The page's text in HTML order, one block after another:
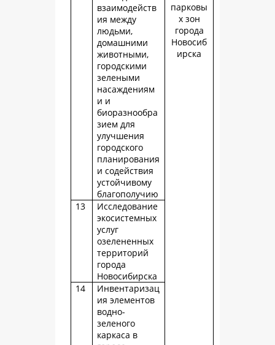
парковы
х зон
города
Новосиб
ирска
взаимодейств
ия между
людьми,
домашними
животными,
городскими
зелеными
насаждениям
и и
биоразнообра
зием для
улучшения
городского
планирования
и содействия
устойчивому
благополучию
13
Исследование
экосистемных
услуг
озелененных
территорий
города
Новосибирска
14
Инвентаризац
ия элементов
водно-
зеленого
каркаса в